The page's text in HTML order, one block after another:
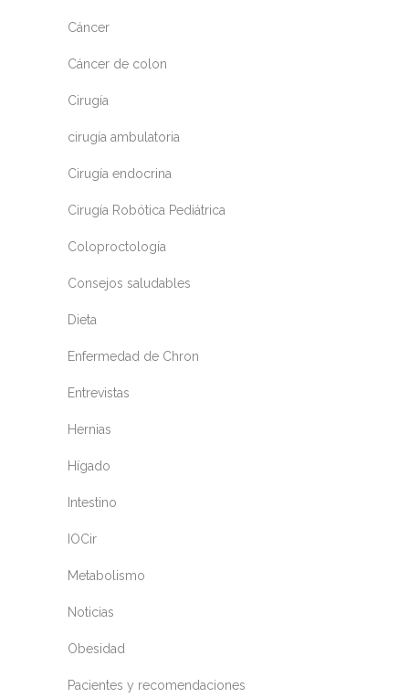
Cáncer
Cáncer de colon
Cirugía
cirugía ambulatoria
Cirugía endocrina
Cirugía Robótica Pediátrica
Coloproctología
Consejos saludables
Dieta
Enfermedad de Chron
Entrevistas
Hernias
Hígado
Intestino
IOCir
Metabolismo
Noticias
Obesidad
Pacientes y recomendaciones